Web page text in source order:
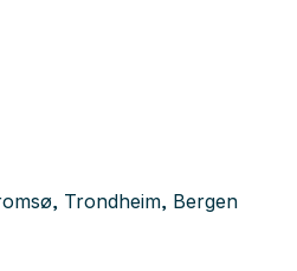
Trondheim, Bergen